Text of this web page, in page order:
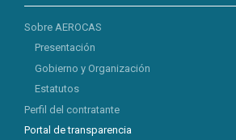
Sobre AEROCAS
Presentación
Gobierno y Organización
Estatutos
Perfil del contratante
Portal de transparencia